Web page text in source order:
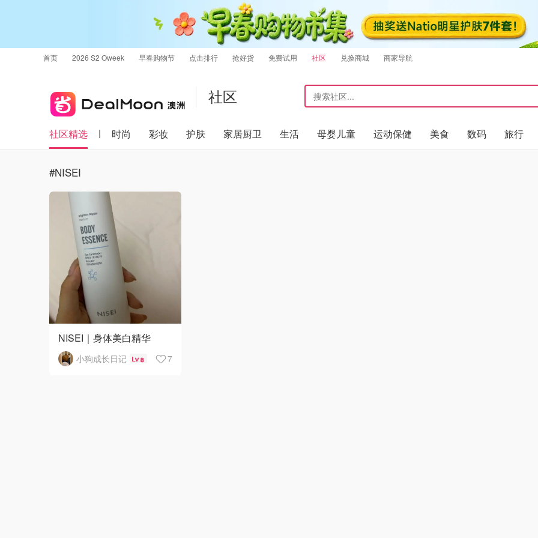
首页 2026 S2 Oweek 早春购物节 点击排行 抢好货 免费试用 社区 兑换商城 商家导航
社区
社区精选 时尚 彩妆 护肤 家居厨卫 生活 母婴儿童 运动保健 美食 数码 旅行
#NISEI
NISEI｜身体美白精华
小狗成长日记 8 7